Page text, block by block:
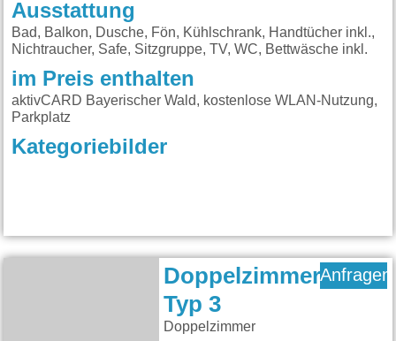
Ausstattung
Bad, Balkon, Dusche, Fön, Kühlschrank, Handtücher inkl.,
Nichtraucher, Safe, Sitzgruppe, TV, WC, Bettwäsche inkl.
im Preis enthalten
aktivCARD Bayerischer Wald, kostenlose WLAN-Nutzung,
Parkplatz
Kategoriebilder
Doppelzimmer
Typ 3
Doppelzimmer
Anfragen